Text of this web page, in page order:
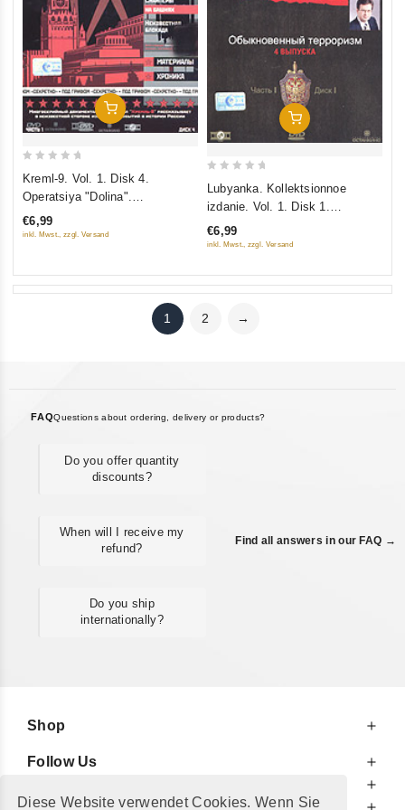
Diese Website verwendet Cookies. Wenn Sie
Add To Cart
5
Kreml-9. Vol. 1. Disk 4.
Operatsiya "Dolina".
Osobennosti natsionalnoy
ohoty. Snaypery na bashnyah.
€6,99
inkl. Mwst., zzgl. Versand
Add To Cart
5
Lubyanka. Kollektsionnoe
izdanie. Vol. 1. Disk 1.
Obyknovennyy terrorizm (Gift
edition)
€6,99
inkl. Mwst., zzgl. Versand
1 2 →
FAQQuestions about ordering, delivery or products?
Do you offer quantity
discounts?
When will I receive my
refund?
Do you ship
internationally?
Find all answers in our FAQ →
Shop
Follow Us
For Your Information